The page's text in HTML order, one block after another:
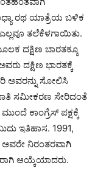
ರಥ ಯಾತ್ರೆಯ ಬಳಿಕ
ತಲೆಕೆಳಗಾಯಿತು.
ದಕ್ಷಿಣ ಬಾರತಕ್ಕೂ
ದಕ್ಷಿಣ ಭಾರತಕ್ಕೆ
ಅವರನ್ನು ಸೋಲಿಸಿ
ಸಮೀಕರಣ ಸೇರಿದಂತೆ
ಕಾಂಗ್ರೆಸ್ ಪಕ್ಷಕ್ಕೆ
ಇತಿಹಾಸ. 1991,
ನಿರಂತರವಾಗಿ
ಆಯ್ಕೆಯಾದರು.